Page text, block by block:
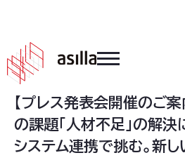
2024.
【プレス発表会開催のご
の課題「人材不足」の解
システム連携で挑む。新